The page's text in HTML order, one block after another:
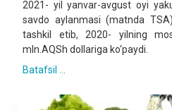
2021- yil yanvar-avgust oyi
savdo aylanmasi (matnda
tashkil etib, 2020- yilning
mln.AQSh dollariga ko‘paydi.
Batafsil ...